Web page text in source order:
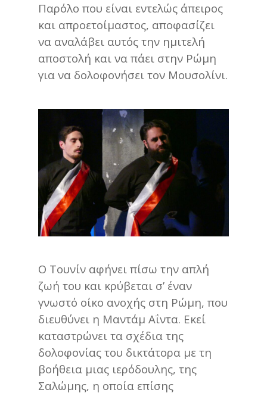
Παρόλο που είναι εντελώς άπειρος
και απροετοίμαστος, αποφασίζει
να αναλάβει αυτός την ημιτελή
αποστολή και να πάει στην Ρώμη
για να δολοφονήσει τον Μουσολίνι.
Ο Τουνίν αφήνει πίσω την απλή
ζωή του και κρύβεται σ’ έναν
γνωστό οίκο ανοχής στη Ρώμη, που
διευθύνει η Μαντάμ Αΐντα. Εκεί
καταστρώνει τα σχέδια της
δολοφονίας του δικτάτορα με τη
βοήθεια μιας ιερόδουλης, της
Σαλώμης, η οποία επίσης